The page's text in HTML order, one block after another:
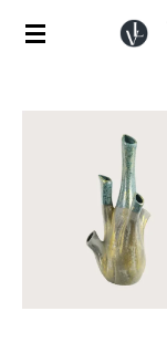
Ga
de